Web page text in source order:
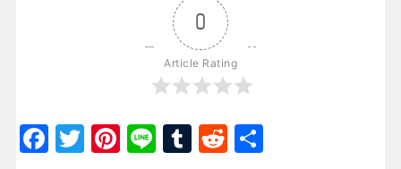
0
Article Rating
Facebook
Twitter
Pinterest
LineTumblr
Reddit